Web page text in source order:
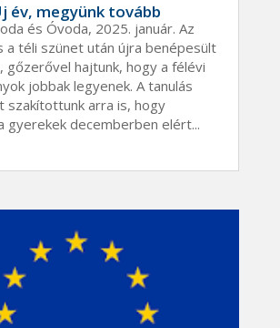
év, megyünk tovább
és Óvoda, 2025. január. Az
a téli szünet után újra benépesült
gőzerővel hajtunk, hogy a félévi
jobbak legyenek. A tanulás
szakítottunk arra is, hogy
gyerekek decemberben elért...